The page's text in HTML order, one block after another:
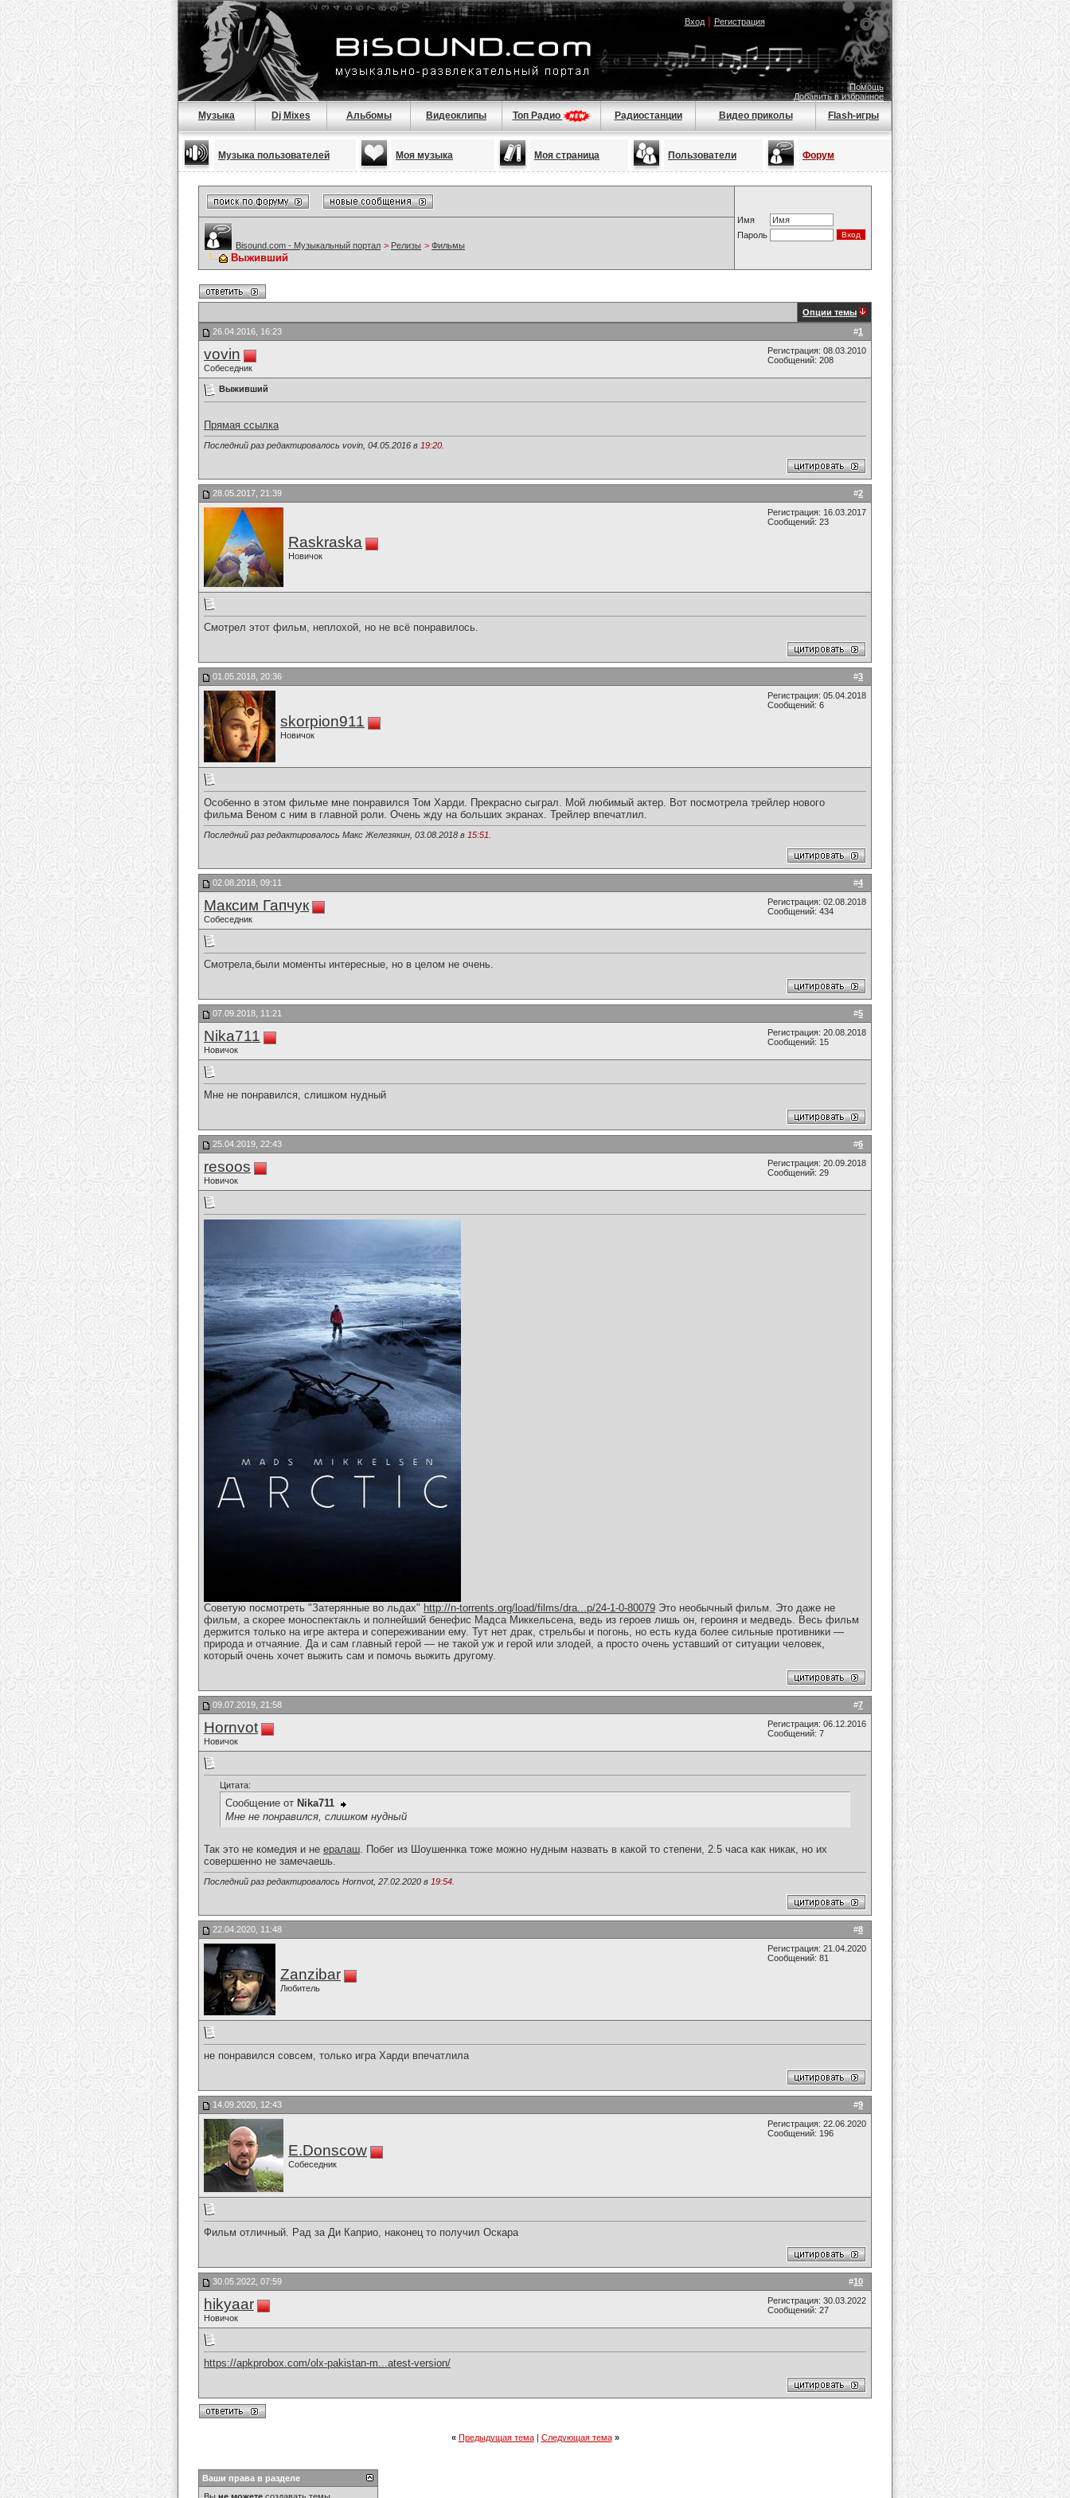
Вход| Регистрация
Помощь
Добавить в избранное
Музыка Dj Mixes Альбомы Видеоклипы Топ Радио Радиостанции Видео приколы Flash-игры
Музыка пользователей Моя музыка Моя страница Пользователи Форум
Имя
Пароль
Bisound.com - Музыкальный портал > Релизы > Фильмы
Выживший
Опции темы
#1
26.04.2016, 16:23
vovin
Собеседник
Регистрация: 08.03.2010
Сообщений: 208
Выживший
Прямая ссылка
Последний раз редактировалось vovin, 04.05.2016 в 19:20
#2
28.05.2017, 21:39
Raskraska
Новичок
Регистрация: 16.03.2017
Сообщений: 23
Смотрел этот фильм, неплохой, но не всё понравилось.
#3
01.05.2018, 20:36
skorpion911
Новичок
Регистрация: 05.04.2018
Сообщений: 6
Особенно в этом фильме мне понравился Том Харди. Прекрасно сыграл. Мой любимый актер. Вот посмотрела трейлер нового
фильма Веном с ним в главной роли. Очень жду на больших экранах. Трейлер впечатлил.
Последний раз редактировалось Макс Железякин, 03.08.2018 в 15:51
#4
02.08.2018, 09:11
Максим Гапчук
Собеседник
Регистрация: 02.08.2018
Сообщений: 434
Смотрела,были моменты интересные, но в целом не очень.
#5
07.09.2018, 11:21
Nika711
Новичок
Регистрация: 20.08.2018
Сообщений: 15
Мне не понравился, слишком нудный
#6
25.04.2019, 22:43
resoos
Новичок
Регистрация: 20.09.2018
Сообщений: 29
Советую посмотреть "Затерянные во льдах" http://n-torrents.org/load/films/dra...p/24-1-0-80079 Это необычный фильм. Это даже не
фильм, а скорее моноспектакль и полнейший бенефис Мадса Миккельсена, ведь из героев лишь он, героиня и медведь. Весь фильм
держится только на игре актера и сопереживании ему. Тут нет драк, стрельбы и погонь, но есть куда более сильные противники —
природа и отчаяние. Да и сам главный герой — не такой уж и герой или злодей, а просто очень уставший от ситуации человек,
который очень хочет выжить сам и помочь выжить другому.
#7
09.07.2019, 21:58
Hornvot
Новичок
Регистрация: 06.12.2016
Сообщений: 7
Цитата:
Сообщение от Nika711
Мне не понравился, слишком нудный
Так это не комедия и не ералаш. Побег из Шоушеннка тоже можно нудным назвать в какой то степени, 2.5 часа как никак, но их
совершенно не замечаешь.
Последний раз редактировалось Hornvot, 27.02.2020 в 19:54
#8
22.04.2020, 11:48
Zanzibar
Любитель
Регистрация: 21.04.2020
Сообщений: 81
не понравился совсем, только игра Харди впечатлила
#9
14.09.2020, 12:43
E.Donscow
Собеседник
Регистрация: 22.06.2020
Сообщений: 196
Фильм отличный. Рад за Ди Каприо, наконец то получил Оскара
#10
30.05.2022, 07:59
hikyaar
Новичок
Регистрация: 30.03.2022
Сообщений: 27
https://apkprobox.com/olx-pakistan-m...atest-version/
« Предыдущая тема| Следующая тема »
Ваши права в разделе